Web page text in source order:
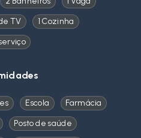
TV
1 Cozinha
Escola
Farmácia
Posto de saúde